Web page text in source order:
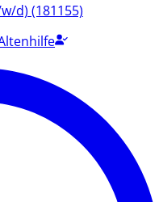
d) (181155)